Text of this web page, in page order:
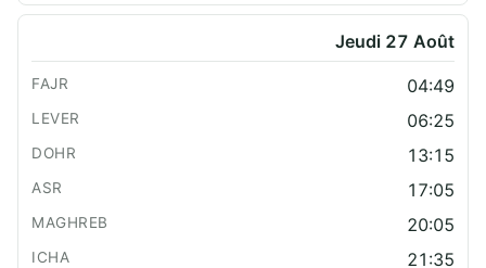
Jeudi 27 Août
04:49
06:25
13:15
17:05
20:05
21:35